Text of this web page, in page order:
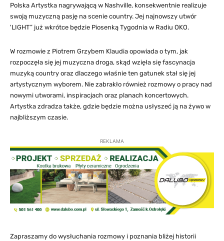
Polska Artystka nagrywającą w Nashville, konsekwentnie realizuje
swoją muzyczną pasję na scenie country. Jej najnowszy utwór
'LIGHT” już wkrótce będzie Piosenką Tygodnia w Radiu OKO.
W rozmowie z Piotrem Grzybem Klaudia opowiada o tym, jak
rozpoczęła się jej muzyczna droga, skąd wzięła się fascynacja
muzyką country oraz dlaczego właśnie ten gatunek stał się jej
artystycznym wyborem. Nie zabrakło również rozmowy o pracy nad
nowymi utworami, inspiracjach oraz planach koncertowych.
Artystka zdradza także, gdzie będzie można usłyszeć ją na żywo w
najbliższym czasie.
REKLAMA
Zapraszamy do wysłuchania rozmowy i poznania bliżej historii